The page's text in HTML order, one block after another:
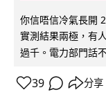
你信唔信冷氣長開
實測結果兩極，有
過千。電力部門話
39 分享